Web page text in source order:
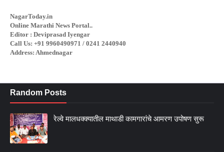
NagarToday.in
Online Marathi News Portal..
Editor : Deviprasad Iyengar
Call Us: +91 9960490971 / 0241 2440940
Address: Ahmednagar
Random Posts
रेल्वे मालधक्क्यातील माथाडी कामगारांचे आमरण उपोषण सुरू